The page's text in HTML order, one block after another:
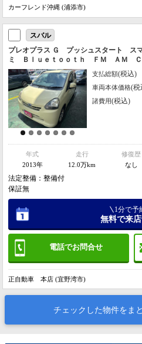
カーフレンド沖縄 (浦添市)
スバル
プレオプラス Ｇ プッシュスタート ス
ミ Ｂｌｕｅｔｏｏｔｈ ＦＭ ＡＭ Ｃ
支払総額(税込)
車両本体価格(税
諸費用(税込)
年式
2013年
走行
12.0万km
修復歴
なし
法定整備：整備付
保証無
電話でお問合せ
1分で予
無料で来
正自動車 本店 (宜野湾市)
チェックした物件をま